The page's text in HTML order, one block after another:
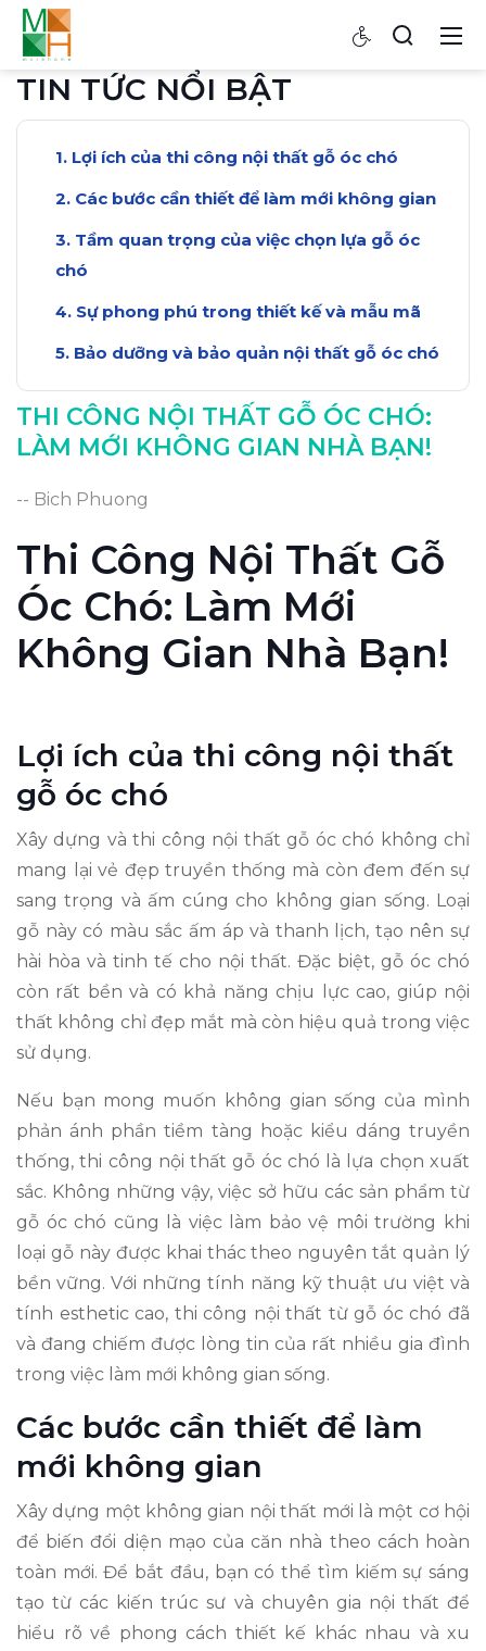
TIN TỨC NỔI BẬT
Lợi ích của thi công nội thất gỗ óc chó
Các bước cần thiết để làm mới không gian
Tầm quan trọng của việc chọn lựa gỗ óc
chó
Sự phong phú trong thiết kế và mẫu mã
Bảo dưỡng và bảo quản nội thất gỗ óc chó
THI CÔNG NỘI THẤT GỖ ÓC CHÓ:
LÀM MỚI KHÔNG GIAN NHÀ BẠN!
-- Bich Phuong
Thi Công Nội Thất Gỗ
Óc Chó: Làm Mới
Không Gian Nhà Bạn!
Lợi ích của thi công nội thất
gỗ óc chó
Xây dựng và thi công nội thất gỗ óc chó không chỉ
mang lại vẻ đẹp truyền thống mà còn đem đến sự
sang trọng và ấm cúng cho không gian sống. Loại
gỗ này có màu sắc ấm áp và thanh lịch, tạo nên sự
hài hòa và tinh tế cho nội thất. Đặc biệt, gỗ óc chó
còn rất bền và có khả năng chịu lực cao, giúp nội
thất không chỉ đẹp mắt mà còn hiệu quả trong việc
sử dụng.
Nếu bạn mong muốn không gian sống của mình
phản ánh phần tiềm tàng hoặc kiểu dáng truyền
thống, thi công nội thất gỗ óc chó là lựa chọn xuất
sắc. Không những vậy, việc sở hữu các sản phẩm từ
gỗ óc chó cũng là việc làm bảo vệ môi trường khi
loại gỗ này được khai thác theo nguyên tắt quản lý
bền vững. Với những tính năng kỹ thuật ưu việt và
tính esthetic cao, thi công nội thất từ gỗ óc chó đã
và đang chiếm được lòng tin của rất nhiều gia đình
trong việc làm mới không gian sống.
Các bước cần thiết để làm
mới không gian
Xây dựng một không gian nội thất mới là một cơ hội
để biến đổi diện mạo của căn nhà theo cách hoàn
toàn mới. Để bắt đầu, bạn có thể tìm kiếm sự sáng
tạo từ các kiến trúc sư và chuyên gia nội thất để
hiểu rõ về phong cách thiết kế khác nhau và xu